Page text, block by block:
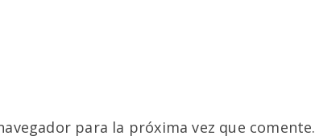
para la próxima vez que comente.